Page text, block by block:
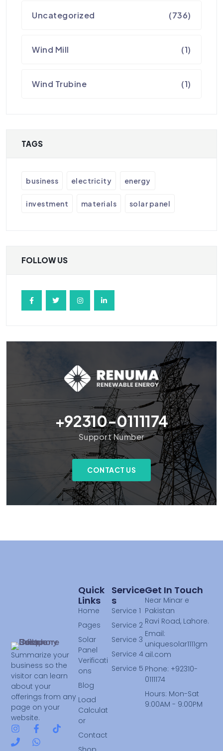
Uncategorized (736)
Wind Mill (1)
Wind Trubine (1)
TAGS
business electricity energy
investment materials solar panel
FOLLOW US
+92310-0111174
Support Number
CONTACT US
Summarize your
business so the
visitor can learn
about your
offerings from any
page on your
website.
Service
S
Service 1
Service 2
Service 3
Service 4
Service 5
Quick
Links
Home
Pages
Solar
Panel
Verificati
ons
Blog
Load
Calculat
or
Contact
Get In Touch
Near Minar e
Pakistan
Ravi Road, Lahore.
Email:
uniquesolar1111gm
ail.com
Phone: +92310-
0111174
Hours: Mon-Sat
9:00AM - 9:00PM